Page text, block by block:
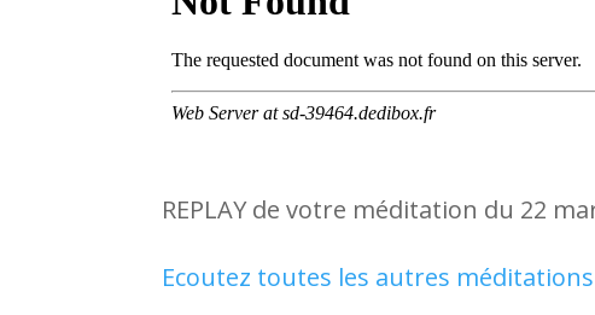
REPLAY de votre méditation du 22
Ecoutez toutes les autres méditations